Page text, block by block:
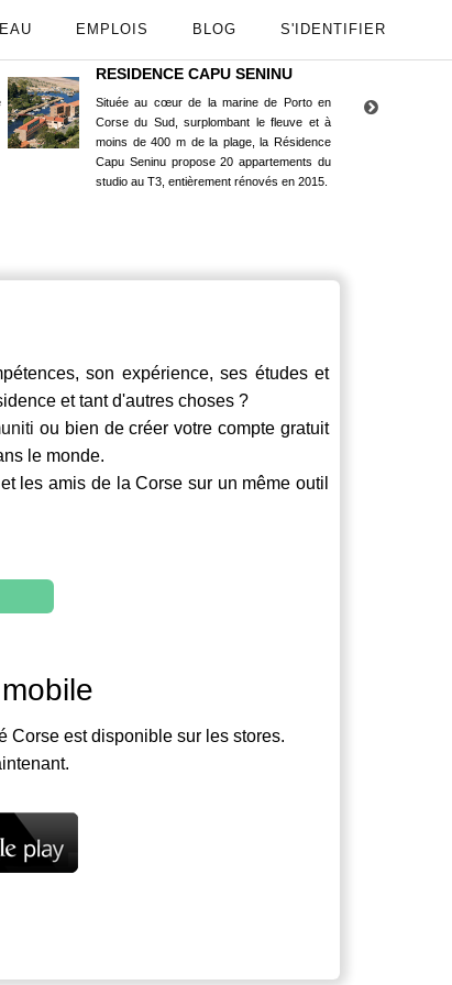
EMPLOIS BLOG S'IDENTIFIER
RESIDENCE CAPU SENINU
Située au cœur de la marine de Porto en
Corse du Sud, surplombant le fleuve et à
moins de 400 m de la plage, la Résidence
Capu Seninu propose 20 appartements du
studio au T3, entièrement rénovés en 2015.
son expérience, ses études et
et tant d'autres choses ?
ou bien de créer votre compte gratuit
le monde.
les amis de la Corse sur un même outil
Corse est disponible sur les stores.